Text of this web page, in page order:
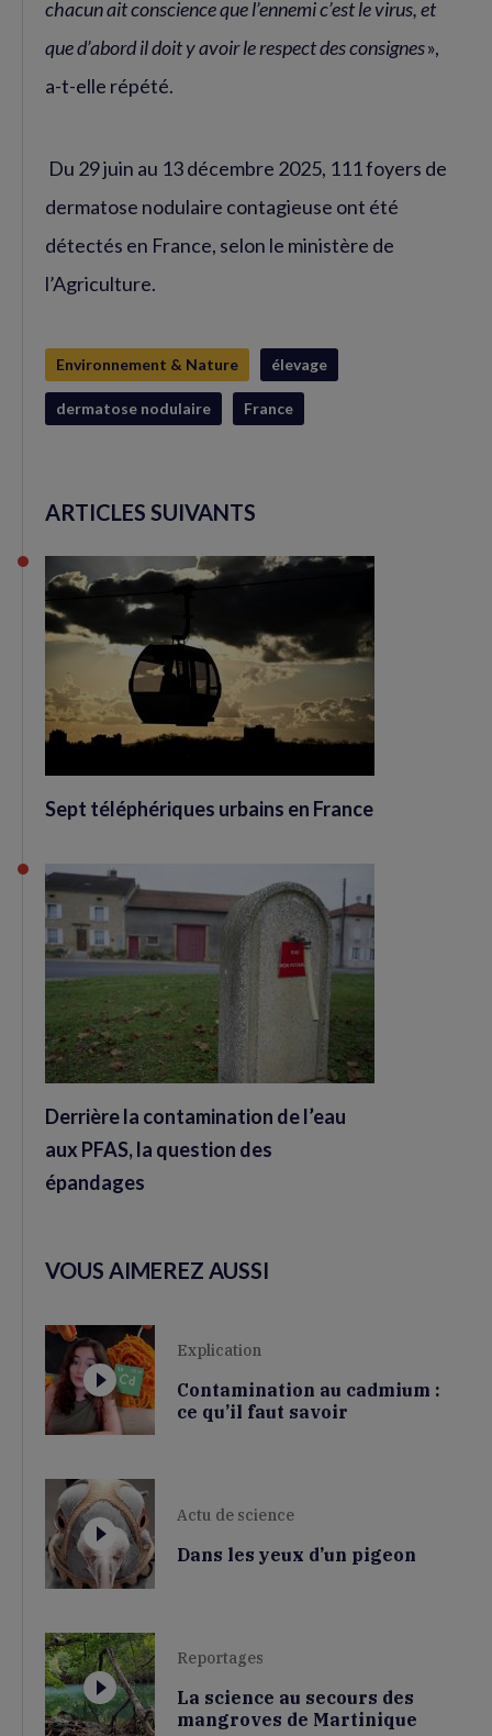
chacun ait conscience que l’ennemi c’est le virus, et
que d’abord il doit y avoir le respect des consignes»,
a-t-elle répété.
Du 29 juin au 13 décembre 2025, 111 foyers de
dermatose nodulaire contagieuse ont été
détectés en France, selon le ministère de
l’Agriculture.
Environnement & Nature élevage
dermatose nodulaire France
ARTICLES SUIVANTS
Sept téléphériques urbains en France
Derrière la contamination de l’eau
aux PFAS, la question des
épandages
VOUS AIMEREZ AUSSI
Explication
Contamination au cadmium :
ce qu’il faut savoir
Actu de science
Dans les yeux d’un pigeon
Reportages
La science au secours des
mangroves de Martinique